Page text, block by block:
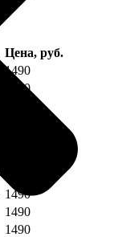
Цена, руб.
1490
1490
1490
1490
1490